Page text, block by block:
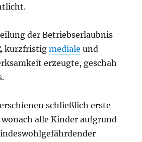
der Betriebserlaubnis
kurzfristigmediale und
erzeugte, geschah
schließlich erste
alle Kinder aufgrund